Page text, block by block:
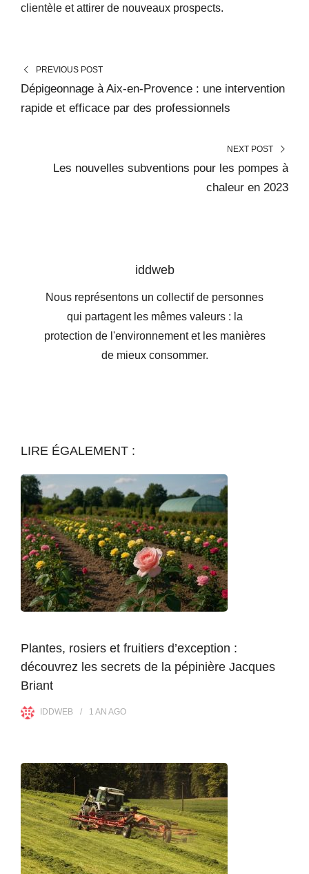
clientèle et attirer de nouveaux prospects.
PREVIOUS POST
Dépigeonnage à Aix-en-Provence : une intervention
rapide et efficace par des professionnels
NEXT POST
Les nouvelles subventions pour les pompes à
chaleur en 2023
iddweb
Nous représentons un collectif de personnes
qui partagent les mêmes valeurs : la
protection de l'environnement et les manières
de mieux consommer.
LIRE ÉGALEMENT :
Plantes, rosiers et fruitiers d’exception :
découvrez les secrets de la pépinière Jacques
Briant
IDDWEB 1 AN AGO